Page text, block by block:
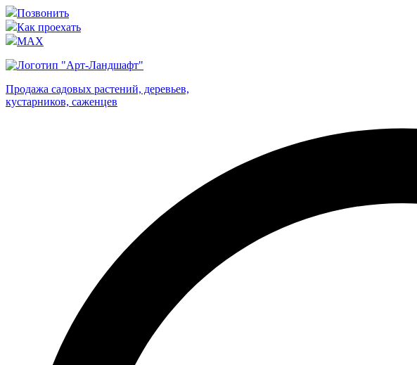
Позвонить
Как проехать
MAX
Продажа садовых растений, деревьев,
кустарников, саженцев